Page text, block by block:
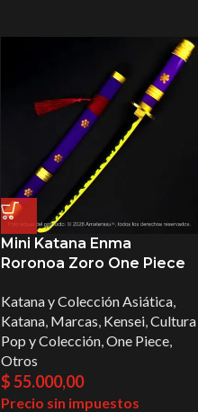
Mini Katana Enma
Roronoa Zoro One Piece
Katana y Colección Asiática,
Katana, Marcas, Kensei,Cultura
Pop y Colección,One Piece,
Otros
$55.000,00
Precio sin impuestos